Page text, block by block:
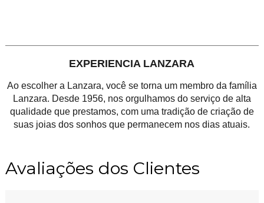
EXPERIENCIA LANZARA
Ao escolher a Lanzara, você se torna um membro da família
Lanzara. Desde 1956, nos orgulhamos do serviço de alta
qualidade que prestamos, com uma tradição de criação de
suas joias dos sonhos que permanecem nos dias atuais.
Avaliações dos Clientes